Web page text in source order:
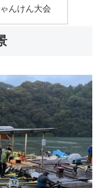
んけん大会